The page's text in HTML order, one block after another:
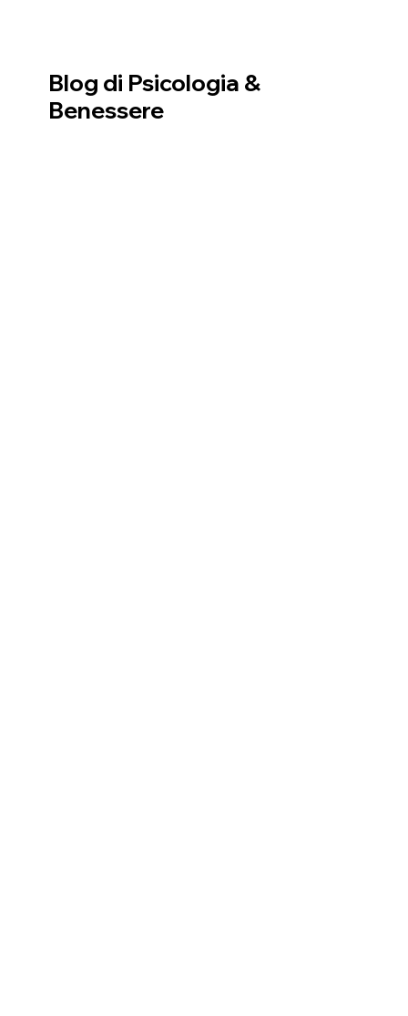
Blog di Psicologia &
Benessere